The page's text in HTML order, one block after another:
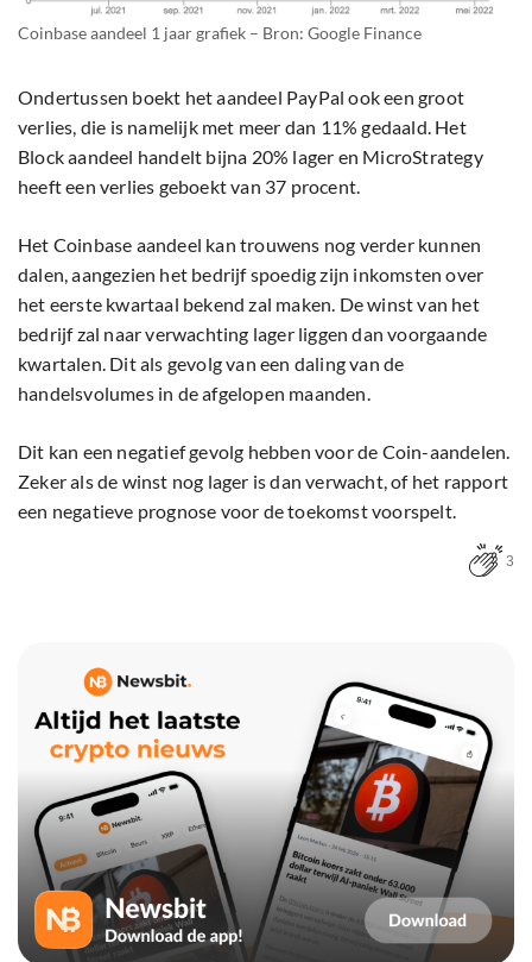
Coinbase aandeel 1 jaar grafiek – Bron: Google Finance
Ondertussen boekt het aandeel PayPal ook een groot
verlies, die is namelijk met meer dan 11% gedaald. Het
Block aandeel handelt bijna 20% lager en MicroStrategy
heeft een verlies geboekt van 37 procent.
Het Coinbase aandeel kan trouwens nog verder kunnen
dalen, aangezien het bedrijf spoedig zijn inkomsten over
het eerste kwartaal bekend zal maken. De winst van het
bedrijf zal naar verwachting lager liggen dan voorgaande
kwartalen. Dit als gevolg van een daling van de
handelsvolumes in de afgelopen maanden.
Dit kan een negatief gevolg hebben voor de Coin-aandelen.
Zeker als de winst nog lager is dan verwacht, of het rapport
een negatieve prognose voor de toekomst voorspelt.
3